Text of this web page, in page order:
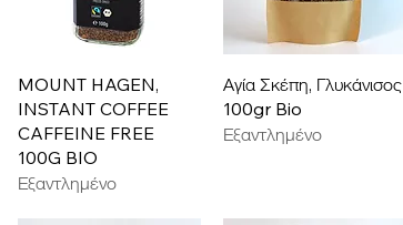
Γρήγορη προβολή
MOUNT HAGEN,
INSTANT COFFEE
CAFFEINE FREE
100G BIO
Εξαντλημένο
Γρήγορη προβολή
Αγία Σκέπη, Γλυκάνισος
100gr Bio
Εξαντλημένο